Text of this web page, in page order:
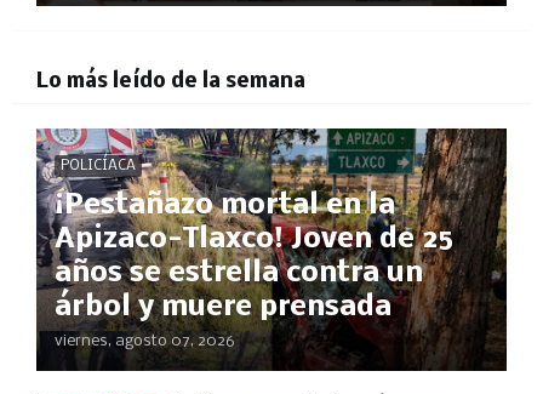
Lo más leído de la semana
POLICÍACA
¡Pestañazo mortal en la
Apizaco-Tlaxco! Joven de 25
años se estrella contra un
árbol y muere prensada
viernes, agosto 07, 2026